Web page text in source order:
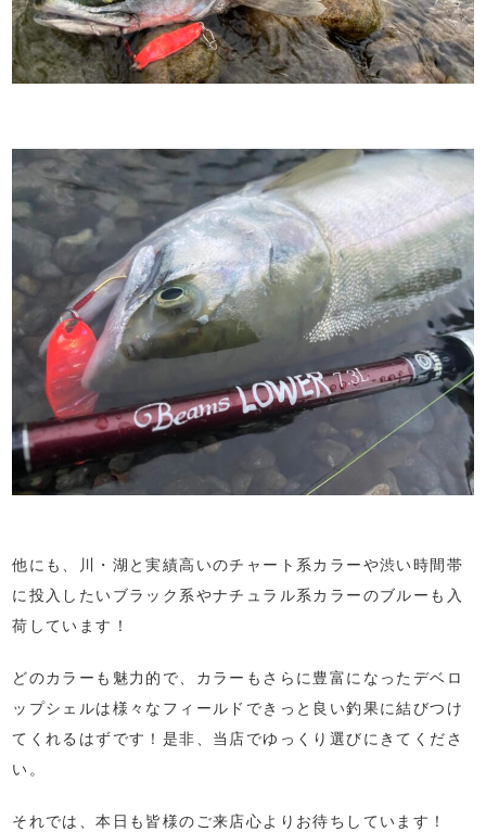
他にも、川・湖と実績高いのチャート系カラーや渋い時間帯
に投入したいブラック系やナチュラル系カラーのブルーも入
荷しています！
どのカラーも魅力的で、カラーもさらに豊富になったデベロ
ップシェルは様々なフィールドできっと良い釣果に結びつけ
てくれるはずです！是非、当店でゆっくり選びにきてくださ
い。
それでは、本日も皆様のご来店心よりお待ちしています！